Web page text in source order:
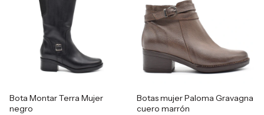
Bota Montar Terra Mujer
negro
Botas mujer Paloma Gravagna
cuero marrón